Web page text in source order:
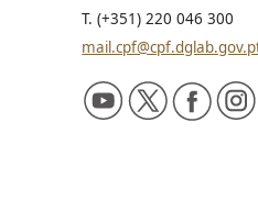
T. (+351) 220 046 300